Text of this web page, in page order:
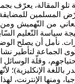
المقالة، يعرّف
المسلمين
نعاني من
سياسة التّعليم
نأمل أن يصلح
لتأطير
وقلّة
الإنكليزية)؛
ومنها الإنترنت،